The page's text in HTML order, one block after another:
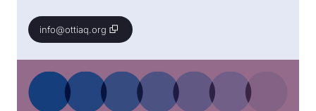
info@ottiaq.org
info@ottiaq.org